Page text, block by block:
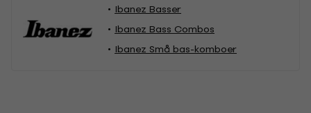
Ibanez Basser
Ibanez Bass Combos
Ibanez Små bas-komboer